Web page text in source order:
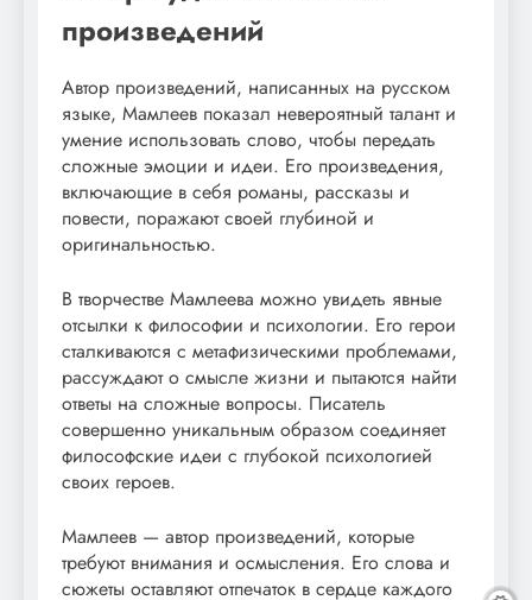
произведений
Автор произведений, написанных на русском
языке, Мамлеев показал невероятный талант и
умение использовать слово, чтобы передать
сложные эмоции и идеи. Его произведения,
включающие в себя романы, рассказы и
повести, поражают своей глубиной и
оригинальностью.
В творчестве Мамлеева можно увидеть явные
отсылки к философии и психологии. Его герои
сталкиваются с метафизическими проблемами,
рассуждают о смысле жизни и пытаются найти
ответы на сложные вопросы. Писатель
совершенно уникальным образом соединяет
философские идеи с глубокой психологией
своих героев.
Мамлеев — автор произведений, которые
требуют внимания и осмысления. Его слова и
сюжеты оставляют отпечаток в сердце каждого